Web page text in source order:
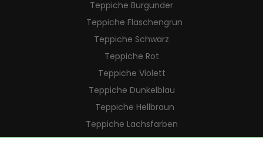
Teppiche Burgunder
Teppiche Flaschengrün
Teppiche Schwarz
Teppiche Rot
Teppiche Violett
Teppiche Dunkelblau
Teppiche Hellbraun
Teppiche Lachsfarben
Teppiche Cremefarben